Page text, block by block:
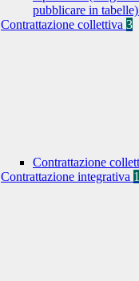
pubblicare in tabelle)
Contrattazione collettiva 3
Contrattazione
Contrattazione integrativa